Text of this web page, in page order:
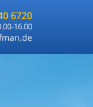
6720
16.00